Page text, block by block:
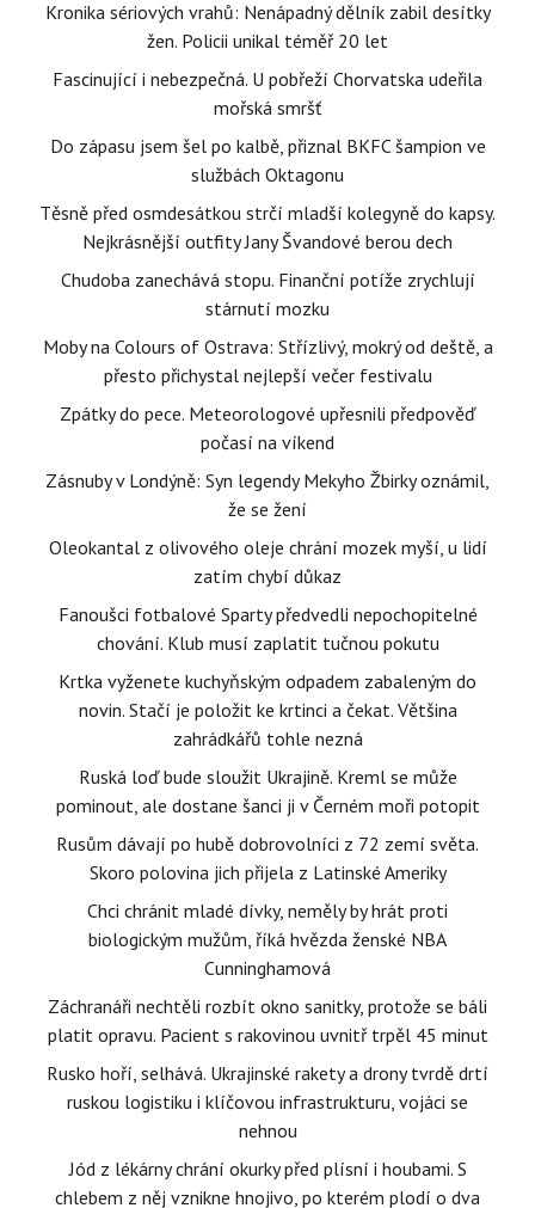
Kronika sériových vrahů: Nenápadný dělník zabil desítky
žen. Policii unikal téměř 20 let
Fascinující i nebezpečná. U pobřeží Chorvatska udeřila
mořská smršť
Do zápasu jsem šel po kalbě, přiznal BKFC šampion ve
službách Oktagonu
Těsně před osmdesátkou strčí mladší kolegyně do kapsy.
Nejkrásnější outfity Jany Švandové berou dech
Chudoba zanechává stopu. Finanční potíže zrychlují
stárnutí mozku
Moby na Colours of Ostrava: Střízlivý, mokrý od deště, a
přesto přichystal nejlepší večer festivalu
Zpátky do pece. Meteorologové upřesnili předpověď
počasí na víkend
Zásnuby v Londýně: Syn legendy Mekyho Žbirky oznámil,
že se žení
Oleokantal z olivového oleje chrání mozek myší, u lidí
zatím chybí důkaz
Fanoušci fotbalové Sparty předvedli nepochopitelné
chování. Klub musí zaplatit tučnou pokutu
Krtka vyženete kuchyňským odpadem zabaleným do
novin. Stačí je položit ke krtinci a čekat. Většina
zahrádkářů tohle nezná
Ruská loď bude sloužit Ukrajině. Kreml se může
pominout, ale dostane šanci ji v Černém moři potopit
Rusům dávají po hubě dobrovolníci z 72 zemí světa.
Skoro polovina jich přijela z Latinské Ameriky
Chci chránit mladé dívky, neměly by hrát proti
biologickým mužům, říká hvězda ženské NBA
Cunninghamová
Záchranáři nechtěli rozbít okno sanitky, protože se báli
platit opravu. Pacient s rakovinou uvnitř trpěl 45 minut
Rusko hoří, selhává. Ukrajinské rakety a drony tvrdě drtí
ruskou logistiku i klíčovou infrastrukturu, vojáci se
nehnou
Jód z lékárny chrání okurky před plísní i houbami. S
chlebem z něj vznikne hnojivo, po kterém plodí o dva